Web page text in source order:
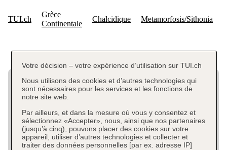
Votre décision – votre expérience d’utilisation sur TUI.ch
Nous utilisons des cookies et d’autres technologies qui
sont nécessaires pour les services et les fonctions de
notre site web.
Par ailleurs, et dans la mesure où vous y consentez et
sélectionnez «Accepter», nous, ainsi que nos partenaires
(jusqu’à cinq), pouvons placer des cookies sur votre
appareil, utiliser d’autres technologies et collecter et
traiter des données personnelles [par ex. adresse IP]